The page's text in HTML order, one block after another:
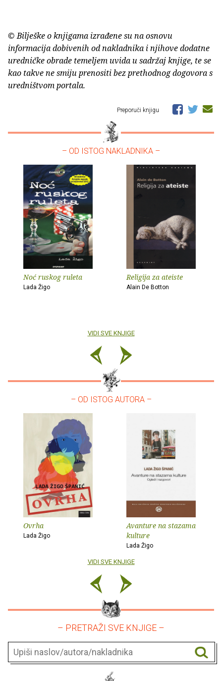
© Bilješke o knjigama izrađene su na osnovu
informacija dobivenih od nakladnika i njihove dodatne
uredničke obrade temeljem uvida u sadržaj knjige, te se
kao takve ne smiju prenositi bez prethodnog dogovora s
uredništvom portala.
Preporuči knjigu
– OD ISTOG NAKLADNIKA –
Noć ruskog ruleta
Lada Žigo
Religija za ateiste
Alain De Botton
VIDI SVE KNJIGE
– OD ISTOG AUTORA –
Ovrha
Lada Žigo
Avanture na stazama
kulture
Lada Žigo
VIDI SVE KNJIGE
– PRETRAŽI SVE KNJIGE –